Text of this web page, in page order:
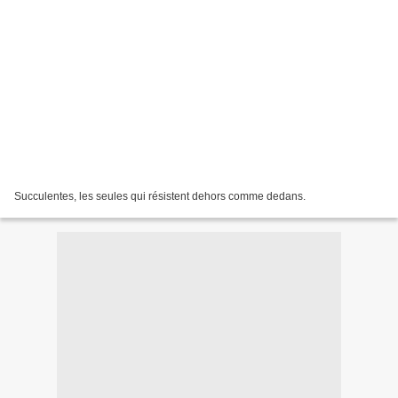
Succulentes, les seules qui résistent dehors comme dedans.